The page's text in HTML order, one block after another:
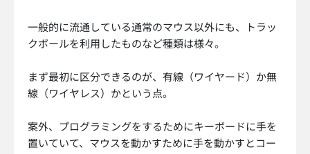
一般的に流通している通常のマウス以外にも、トラッ
クボールを利用したものなど種類は様々。
まず最初に区分できるのが、有線（ワイヤード）か無
線（ワイヤレス）かという点。
案外、プログラミングをするためにキーボードに手を
置いていて、マウスを動かすために手を動かすとコー